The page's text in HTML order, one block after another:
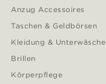
Anzug Accessoires
Taschen & Geldbörsen
Kleidung & Unterwäsche
Brillen
Körperpflege